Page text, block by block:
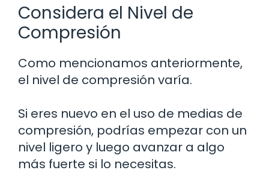
Considera el Nivel de
Compresión
Como mencionamos anteriormente,
el nivel de compresión varía.
Si eres nuevo en el uso de medias de
compresión, podrías empezar con un
nivel ligero y luego avanzar a algo
más fuerte si lo necesitas.